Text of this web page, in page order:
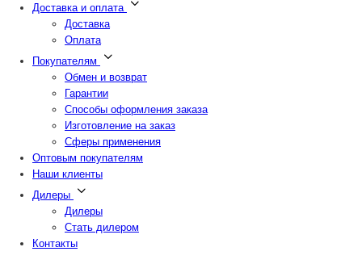
Доставка и оплата
Доставка
Оплата
Покупателям
Обмен и возврат
Гарантии
Способы оформления заказа
Изготовление на заказ
Сферы применения
Оптовым покупателям
Наши клиенты
Дилеры
Дилеры
Стать дилером
Контакты